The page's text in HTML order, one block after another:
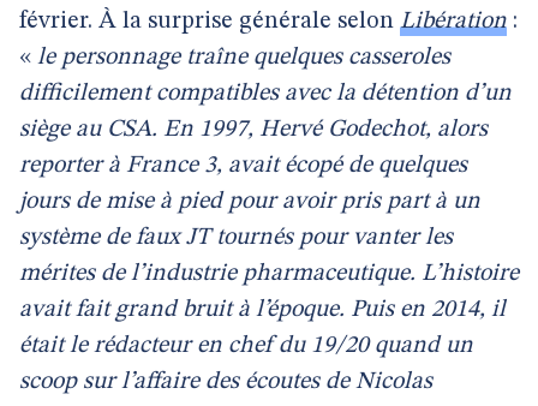
février. À la surprise générale selon Libération :
« le personnage traîne quelques casseroles
difficilement compatibles avec la détention d’un
siège au CSA. En 1997, Hervé Godechot, alors
reporter à France 3, avait écopé de quelques
jours de mise à pied pour avoir pris part à un
système de faux JT tournés pour vanter les
mérites de l’industrie pharmaceutique. L’histoire
avait fait grand bruit à l’époque. Puis en 2014, il
était le rédacteur en chef du 19/20 quand un
scoop sur l’affaire des écoutes de Nicolas